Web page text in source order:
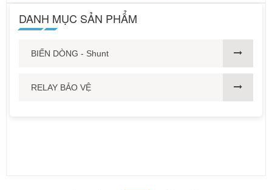
DANH MỤC SẢN PHẨM
BIẾN DÒNG - Shunt
RELAY BẢO VỆ